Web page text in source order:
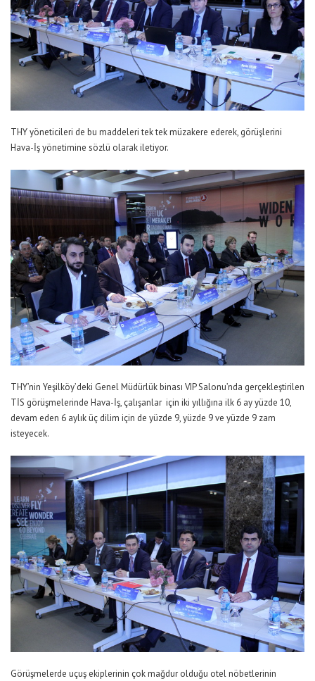
THY yöneticileri de bu maddeleri tek tek müzakere ederek, görüşlerini
Hava-İş yönetimine sözlü olarak iletiyor.
THY’nin Yeşilköy’deki Genel Müdürlük binası VIP Salonu’nda gerçekleştirilen
TİS görüşmelerinde Hava-İş, çalışanlar için iki yıllığına ilk 6 ay yüzde 10,
devam eden 6 aylık üç dilim için de yüzde 9, yüzde 9 ve yüzde 9 zam
isteyecek.
Görüşmelerde uçuş ekiplerinin çok mağdur olduğu otel nöbetlerinin